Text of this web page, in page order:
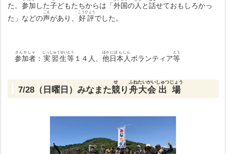
た。参加 した子どもたちからは「外国の人 と話せておもしろかっ
た」などの声
こえ
があり、 好評
こうひょう
でした。
参加者
さんかしゃ
： 実習生
じっしゅうせい
等
とう
１４人、他
ほか
日本人
にほんじん
ボランティア等
とう
7/28（日曜日）みなまた競
せ
り 舟
ふね
大会
たいかい
出場
しゅつじょう